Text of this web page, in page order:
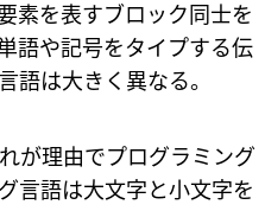
素を表すブロック同士を
語や記号をタイプする伝
語は大きく異なる。
が理由でプログラミング
言語は大文字と小文字を